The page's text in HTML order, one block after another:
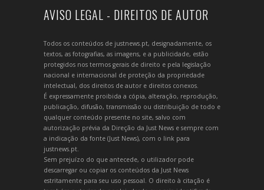
AVISO LEGAL - DIREITOS DE AUTOR
Todos os conteúdos de justnews.pt, designadamente, os
textos, as fotografias, as imagens, e a publicidade, estão
protegidos nos termos gerais de direito e pela legislação
nacional e internacional de proteção da propriedade
intelectual, dos direitos de autor e direitos conexos.
É expressamente proibida a cópia, alteração, reprodução,
publicação, difusão, transmissão ou distribuição de todo e
qualquer conteúdo presente no site, salvo com
autorização prévia da Direção da Just News e sempre com
a indicação da fonte (Just News), com o link para
justnews.pt.
Sem prejuízo do que antecede, o utilizador pode
descarregar ou copiar os conteúdos da Just News
estritamente para seu uso pessoal. O direito à citação é